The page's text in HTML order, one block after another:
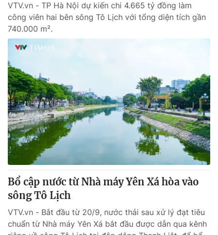
VTV.vn - TP Hà Nội dự kiến chi 4.665 tỷ đồng làm
công viên hai bên sông Tô Lịch với tổng diện tích gần
740.000 m².
Bổ cập nước từ Nhà máy Yên Xá hòa vào
sông Tô Lịch
VTV.vn - Bắt đầu từ 20/9, nước thải sau xử lý đạt tiêu
chuẩn từ Nhà máy Yên Xá bắt đầu được dẫn qua kênh